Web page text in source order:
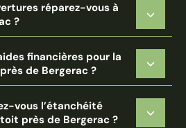
réparez-vous à
?
financières pour la
de Bergerac ?
vous l’étanchéité
près de Bergerac ?